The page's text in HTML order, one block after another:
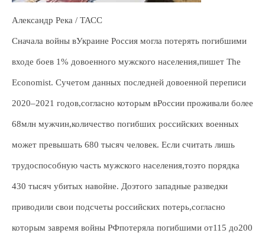
Александр Река / ТАСС
Сначала войны вУкраине Россия могла потерять погибшими
входе боев 1% довоенного мужского населения,пишет The
Economist. Сучетом данных последней довоенной переписи
2020–2021 годов,согласно которым вРоссии проживали более
68млн мужчин,количество погибших российских военных
может превышать 680 тысяч человек. Если считать лишь
трудоспособную часть мужского населения,тоэто порядка
430 тысяч убитых навойне. Доэтого западные разведки
приводили свои подсчеты российских потерь,согласно
которым завремя войны РФпотеряла погибшими от115 до200